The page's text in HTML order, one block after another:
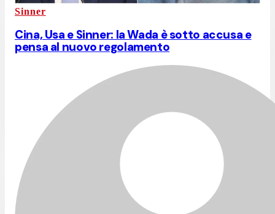
Sinner
Cina, Usa e Sinner: la Wada è sotto accusa e
pensa al nuovo regolamento